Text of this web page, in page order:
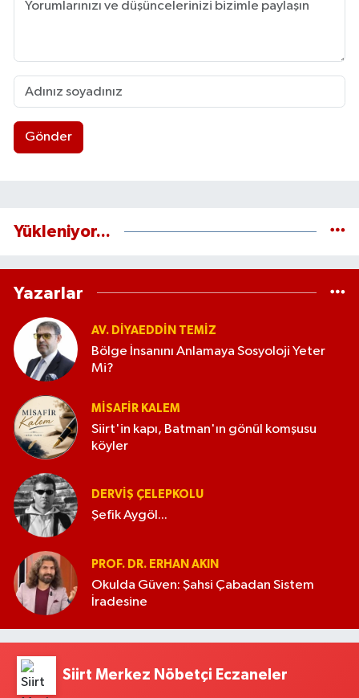
Gönder
Yükleniyor...
Yazarlar
AV. DIYAEDDIN TEMIZ
Bölge İnsanını Anlamaya Sosyoloji Yeter
Mi?
MISAFIR KALEM
Siirt'in kapı, Batman'ın gönül komşusu
köyler
DERVIŞ ÇELEPKOLU
Şefik Aygöl...
PROF. DR. ERHAN AKIN
Okulda Güven: Şahsi Çabadan Sistem
İradesine
Siirt Merkez Nöbetçi Eczaneler